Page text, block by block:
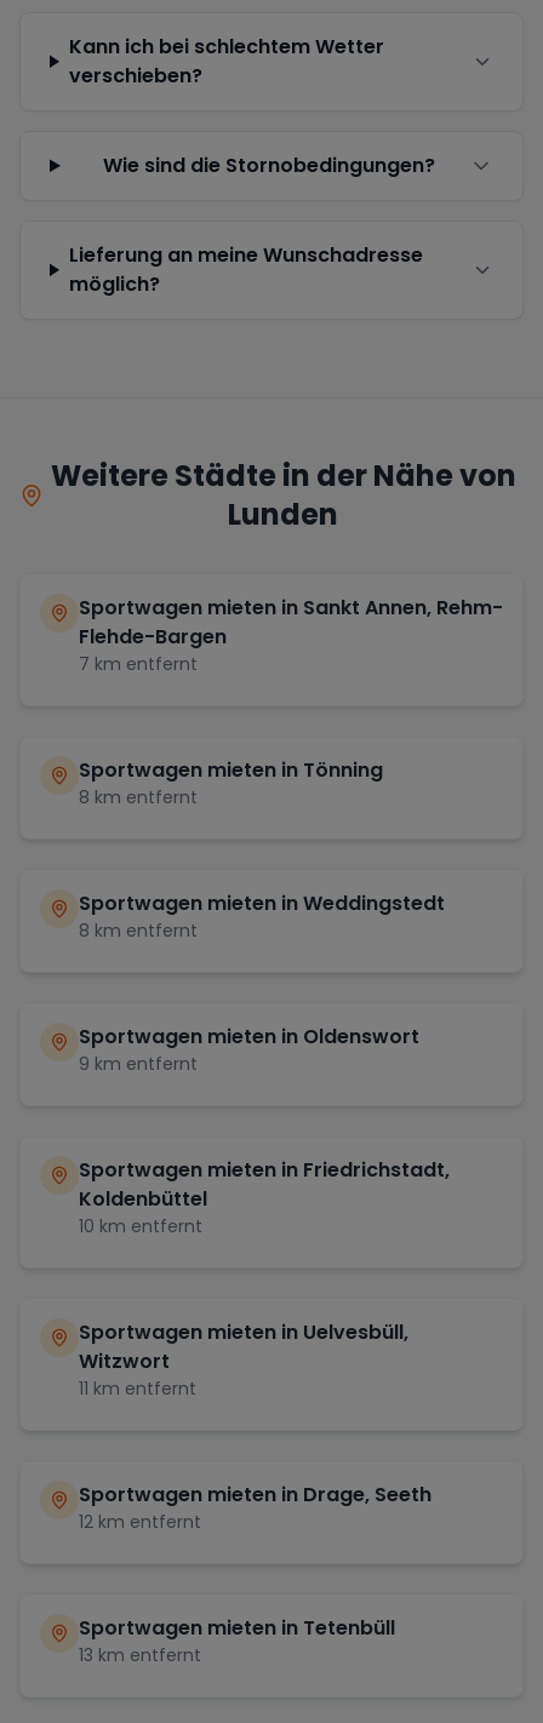
Kann ich bei schlechtem Wetter
verschieben?
Wie sind die Stornobedingungen?
Lieferung an meine Wunschadresse
möglich?
Weitere Städte in der Nähe von
Lunden
Sportwagen mieten in Sankt Annen, Rehm-
Flehde-Bargen
7 km entfernt
Sportwagen mieten in Tönning
8 km entfernt
Sportwagen mieten inWeddingstedt
8 km entfernt
Sportwagen mieten in Oldenswort
9 km entfernt
Sportwagen mieten in Friedrichstadt,
Koldenbüttel
10 km entfernt
Sportwagen mieten in Uelvesbüll,
Witzwort
11 km entfernt
Sportwagen mieten in Drage, Seeth
12 km entfernt
Sportwagen mieten in Tetenbüll
13 km entfernt